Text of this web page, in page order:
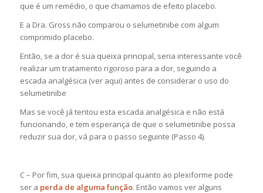
que é um remédio, o que chamamos de efeito placebo.
E a Dra. Gross não comparou o selumetinibe com algum
comprimido placebo.
Então, se a dor é sua queixa principal, seria interessante você
realizar um tratamento rigoroso para a dor, seguindo a
escada analgésica (ver aqui) antes de considerar o uso do
selumetinibe
Mas se você já tentou esta escada analgésica e não está
funcionando, e tem esperança de que o selumetinibe possa
reduzir sua dor, vá para o passo seguinte (Passo 4).
C – Por fim, sua queixa principal quanto ao plexiforme pode
ser a perda de alguma função. Então vamos ver alguns